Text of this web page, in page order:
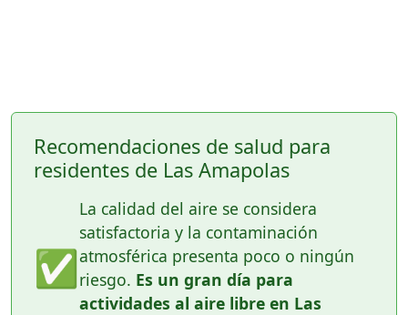
Recomendaciones de salud para
residentes de Las Amapolas
✅
La calidad del aire se considera
satisfactoria y la contaminación
atmosférica presenta poco o ningún
riesgo. Es un gran día para
actividades al aire libre en Las